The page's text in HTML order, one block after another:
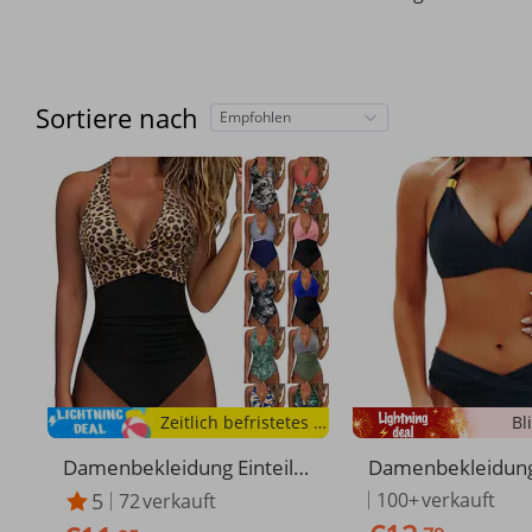
Sortiere nach Empfohlen
Zeitlich befristetes Angebot
Damenbekleidung Einteilig
er Badeanzug mit Umhäng
etasche, mehrfarbig, rücke
5 72verkauft
Badeanzug
eanzug
100+verkauft